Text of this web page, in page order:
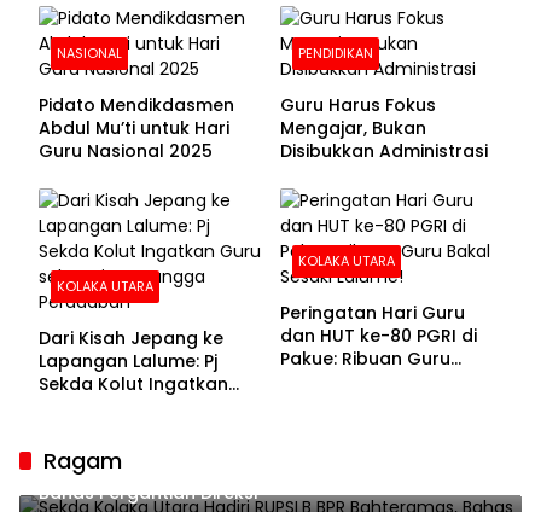
NASIONAL
Pidato Mendikdasmen
Abdul Mu’ti untuk Hari
Guru Nasional 2025
PENDIDIKAN
Guru Harus Fokus
Mengajar, Bukan
Disibukkan Administrasi
KOLAKA UTARA
Dari Kisah Jepang ke
Lapangan Lalume: Pj
Sekda Kolut Ingatkan
KOLAKA UTARA
Peringatan Hari Guru
dan HUT ke-80 PGRI di
Pakue: Ribuan Guru
Ragam
Sekda Kolaka Utara Hadiri RUPSLB BPR Bahteramas,
Bahas Pergantian Direksi